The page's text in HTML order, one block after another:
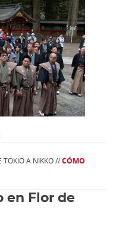
TOKIO A NIKKO //CÓMO
en Flor de